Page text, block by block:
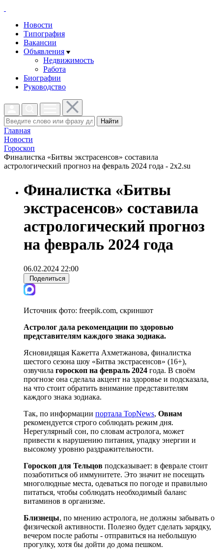
Новости
Типография
Вакансии
Объявления
Недвижимость
Работа
Биографии
Руководство
Найти
Главная
Новости
Гороскоп
Финалистка «Битвы экстрасенсов» составила
астрологический прогноз на февраль 2024 года - 2x2.su
Финалистка «Битвы
экстрасенсов» составила
астрологический прогноз
на февраль 2024 года
06.02.2024 22:00
Поделиться
Источник фото: freepik.com, скриншот
Астролог дала рекомендации по здоровью
представителям каждого знака зодиака.
Ясновидящая Кажетта Ахметжанова, финалистка
шестого сезона шоу «Битва экстрасенсов» (16+),
озвучила гороскоп на февраль 2024 года. В своём
прогнозе она сделала акцент на здоровье и подсказала,
на что стоит обратить внимание представителям
каждого знака зодиака.
Так, по информации портала TopNews, Овнам
рекомендуется строго соблюдать режим дня.
Нерегулярный сон, по словам астролога, может
привести к нарушению питания, упадку энергии и
высокому уровню раздражительности.
Гороскоп для Тельцов подсказывает: в феврале стоит
позаботиться об иммунитете. Это значит не посещать
многолюдные места, одеваться по погоде и правильно
питаться, чтобы соблюдать необходимый баланс
витаминов в организме.
Близнецы, по мнению астролога, не должны забывать о
физической активности. Полезно будет сделать зарядку,
вечером после работы - отправиться на небольшую
прогулку, хотя бы дойти до дома пешком.